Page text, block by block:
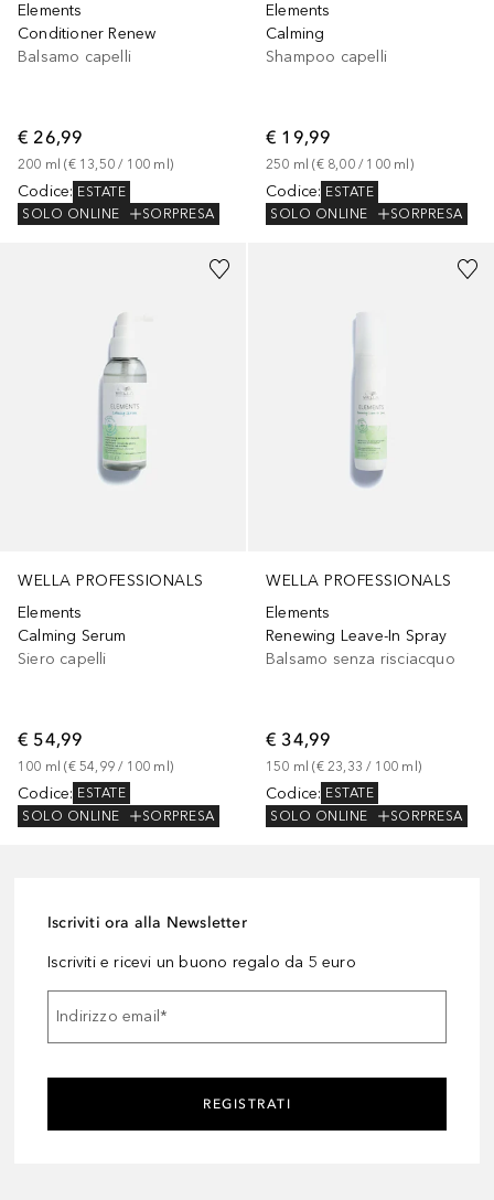
Elements
Conditioner Renew
Balsamo capelli
€ 26,99
200 ml (€ 13,50 / 100 ml )
Codice: ESTATE
SOLO ONLINE
SORPRESA
Elements
Calming
Shampoo capelli
€ 19,99
250 ml (€ 8,00 / 100 ml )
Codice: ESTATE
SOLO ONLINE
SORPRESA
WELLA PROFESSIONALS
Elements
Calming Serum
Siero capelli
€ 54,99
100 ml (€ 54,99 / 100 ml)
Codice: ESTATE
SOLO ONLINE
SORPRESA
WELLA PROFESSIONALS
Elements
Renewing Leave-In Spray
Balsamo senza risciacquo
€ 34,99
150 ml (€ 23,33 / 100 ml)
Codice: ESTATE
SOLO ONLINE
SORPRESA
Iscriviti ora alla Newsletter
Iscriviti e ricevi un buono regalo da 5 euro
Indirizzo email *
REGISTRATI